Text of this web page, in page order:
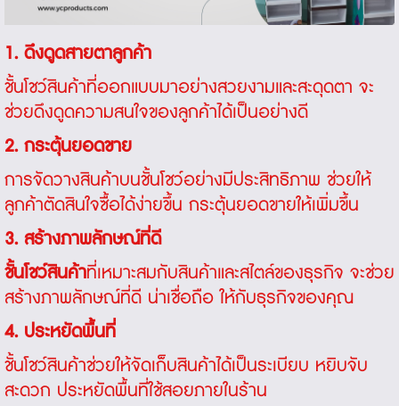
1. ดึงดูดสายตาลูกค้า
ชั้นโชว์สินค้าที่ออกแบบมาอย่างสวยงามและสะดุดตา จะ
ช่วยดึงดูดความสนใจของลูกค้าได้เป็นอย่างดี
2. กระตุ้นยอดขาย
การจัดวางสินค้าบนชั้นโชว์อย่างมีประสิทธิภาพ ช่วยให้
ลูกค้าตัดสินใจซื้อได้ง่ายขึ้น กระตุ้นยอดขายให้เพิ่มขึ้น
3. สร้างภาพลักษณ์ที่ดี
ชั้นโชว์สินค้าที่เหมาะสมกับสินค้าและสไตล์ของธุรกิจ จะช่วย
สร้างภาพลักษณ์ที่ดี น่าเชื่อถือ ให้กับธุรกิจของคุณ
4. ประหยัดพื้นที่
ชั้นโชว์สินค้าช่วยให้จัดเก็บสินค้าได้เป็นระเบียบ หยิบจับ
สะดวก ประหยัดพื้นที่ใช้สอยภายในร้าน